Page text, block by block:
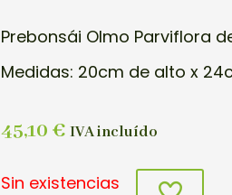
Prebonsái Olmo Parviflora
Medidas: 20cm de alto x
45,10€ IVA incluído
Sin existencias